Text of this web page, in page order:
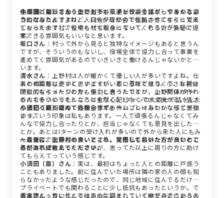
今年度になってから上野村でボッチャというスポーツをやるよ
うになったんですけど、自分が研修会で参加させてもらって楽
しかったので村でもやらせてもらっていて、そういう気軽に提
案できる雰囲気もいいなと思います。
他の課と相談し合うことも多いですが役場全体としてみんな協
力的だなと。
小須田（尚）さん：働く上でも風通しがよく話がしやすいとい
うのはありますよね。人口も少ないので住民の方にすぐに覚え
てもらえますし、役場も村も親身になってくれる方が多いで
す。
坂口さん ：村って外から見ると独特なイメージもあると思うん
ですが、そういうのもないし、役場全体で協力し合って事業を
進めてく雰囲気があるのでいきいきと働けるんじゃないかと思
います。
人との距離は近いと思いますが、悪い意味ではなくて、お裾分
けしてもらったりとか、協力し合ったりとか、いい関係が作れ
るのでそういったところは全然心配しなくて大丈夫かと。皆さ
ん優しく親切なので外からきても怖いことはないかなって思い
ます。
清水さん ：上野村は人が暖かくて優しい人が多いですよね。仕
事の相談もしやすく、すごくいいところだと思う。小さな村は
閉鎖的なイメージの方も多いと思うんですが、上野村はIターン
の人も多いのでそんなこともなく、Iターンの人同士で話をした
り、いろいろ聞けて心強いです。
小須田（亜）さん：役場全体がチームプレーみたいな感じが強
いっていう印象は私もあります。一人で頑張るんじゃなくてみ
んなで協力し合ったりとか、担当じゃなくても意見を出したり
とか。あとはIターンの受け入れが多いので外から来た人にもみ
んな寛容で馴染みやすいですね。実際私も県外からだったので
最初は不安もあったんですが、思ってた以上に周りの方に助け
てもらえてっていう感じです。
ー最後に、上野村の良いところ、覚悟しておいた方が良いとこ
ろがあれば教えてください。
小須田（亜）さん ：実は、最初はちょっと人との距離に戸惑う
こともありました。前に住んでいた場所は隣の家の人の顔も知
らなかったような感じだったので、同じ地域に住んでるだけで
プライベートでも関わることに少し抵抗もあったというか。で
も実際こっちに住んで仕事や生活をしていく中で、こういう人
清水さん：良いところは、山に囲まれていて緑が身近にあるの